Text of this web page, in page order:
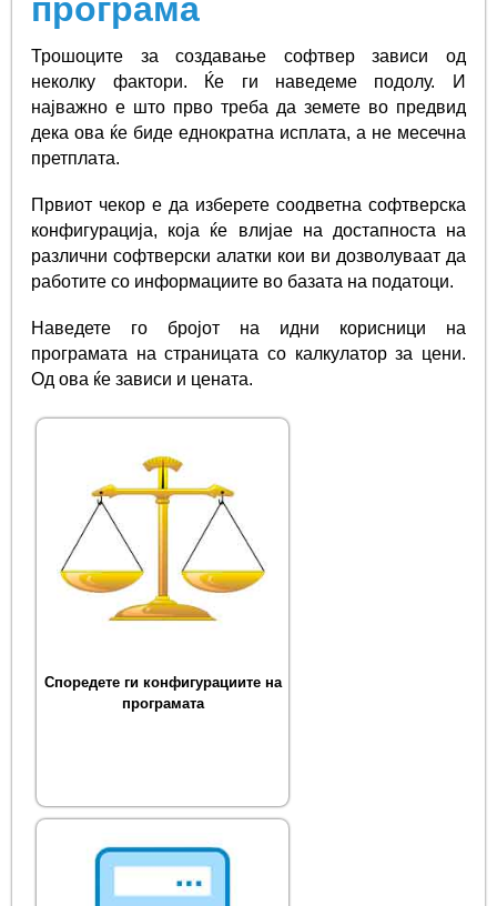
програма
Трошоците за создавање софтвер зависи од
неколку фактори. Ќе ги наведеме подолу. И
најважно е што прво треба да земете во предвид
дека ова ќе биде еднократна исплата, а не месечна
претплата.
Првиот чекор е да изберете соодветна софтверска
конфигурација, која ќе влијае на достапноста на
различни софтверски алатки кои ви дозволуваат да
работите со информациите во базата на податоци.
Наведете го бројот на идни корисници на
програмата на страницата со калкулатор за цени.
Од ова ќе зависи и цената.
Споредете ги конфигурациите на
програмата